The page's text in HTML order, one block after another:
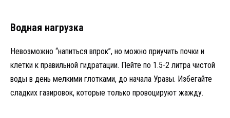
Водная нагрузка
Невозможно “напиться впрок”, но можно приучить почки и
клетки к правильной гидратации. Пейте по 1.5-2 литра чистой
воды в день мелкими глотками, до начала Уразы. Избегайте
сладких газировок, которые только провоцируют жажду.